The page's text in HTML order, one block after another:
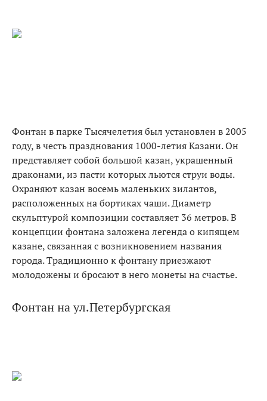
Фонтан в парке Тысячелетия был установлен в 2005
году, в честь празднования 1000-летия Казани. Он
представляет собой большой казан, украшенный
драконами, из пасти которых льются струи воды.
Охраняют казан восемь маленьких зилантов,
расположенных на бортиках чаши. Диаметр
скульптурой композиции составляет 36 метров. В
концепции фонтана заложена легенда о кипящем
казане, связанная с возникновением названия
города. Традиционно к фонтану приезжают
молодожены и бросают в него монеты на счастье.
Фонтан на ул.Петербургская